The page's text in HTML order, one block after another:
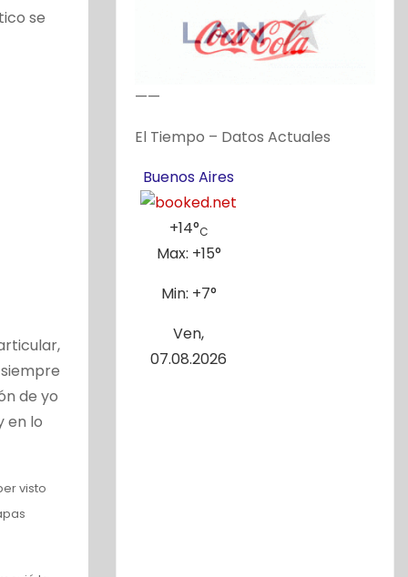
se
de yo
en lo
visto
——
El Tiempo – Datos Actuales
Buenos Aires
+14°C
Max: +15°
Min: +7°
Ven,
07.08.2026